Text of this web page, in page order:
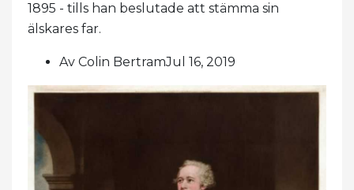
1895 - tills han beslutade att stämma sin
älskares far.
Av Colin BertramJul 16, 2019